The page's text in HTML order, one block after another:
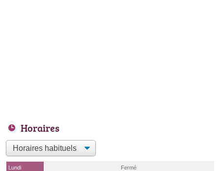
Horaires
Lundi
Fermé